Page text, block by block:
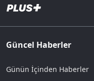
Güncel Haberler
Günün İçinden Haberler